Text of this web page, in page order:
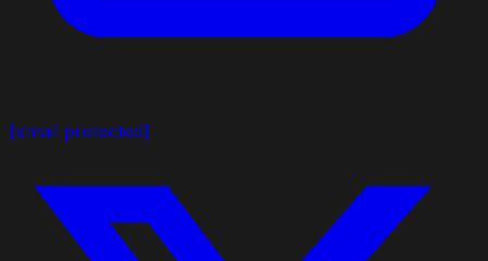
[email protected]